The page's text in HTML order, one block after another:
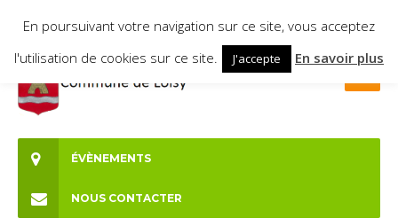
ÉVÈNEMENTS
NOUS CONTACTER
En poursuivant votre navigation sur ce site, vous acceptez
l'utilisation de cookies sur ce site.
J'accepte En savoir plus